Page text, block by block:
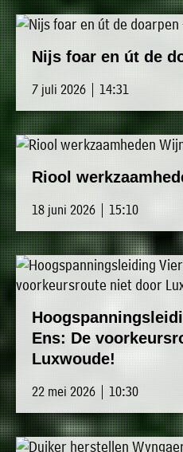
Nijs foar en út de
7 juli 2026 | 14:31
Riool
18 juni 2026 | 15:10
Ens: De
Luxwoude!
22 mei 2026 | 10:30
»
Foto's
Historische
verhalen
»
Contact
»
Nieuwsbrieven
gemeente
Opsterland